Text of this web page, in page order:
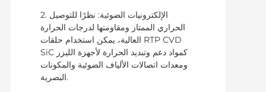
2. الإلكترونيات الضوئية: نظرًا للتوصيل
الحراري الممتاز ومقاومتها لدرجات الحرارة
العالية، يمكن استخدام حلقات RTP CVD
SiC كمواد دعم وتبديد الحرارة لأجهزة الليزر
ومعدات اتصالات الألياف الضوئية والمكونات
البصرية.